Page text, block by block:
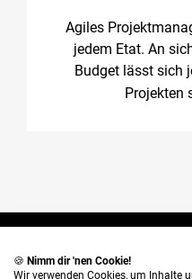
Agiles
jedem Etat. An
Budget lässt sich
Projekten
🍪 Nimm dir 'nen Cookie!
Wir verwenden Cookies, um Inhalte